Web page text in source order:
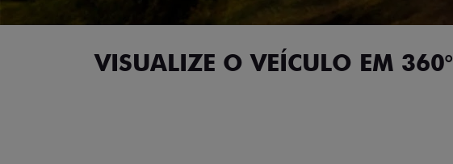
VISUALIZE O VEÍCULO EM 360°